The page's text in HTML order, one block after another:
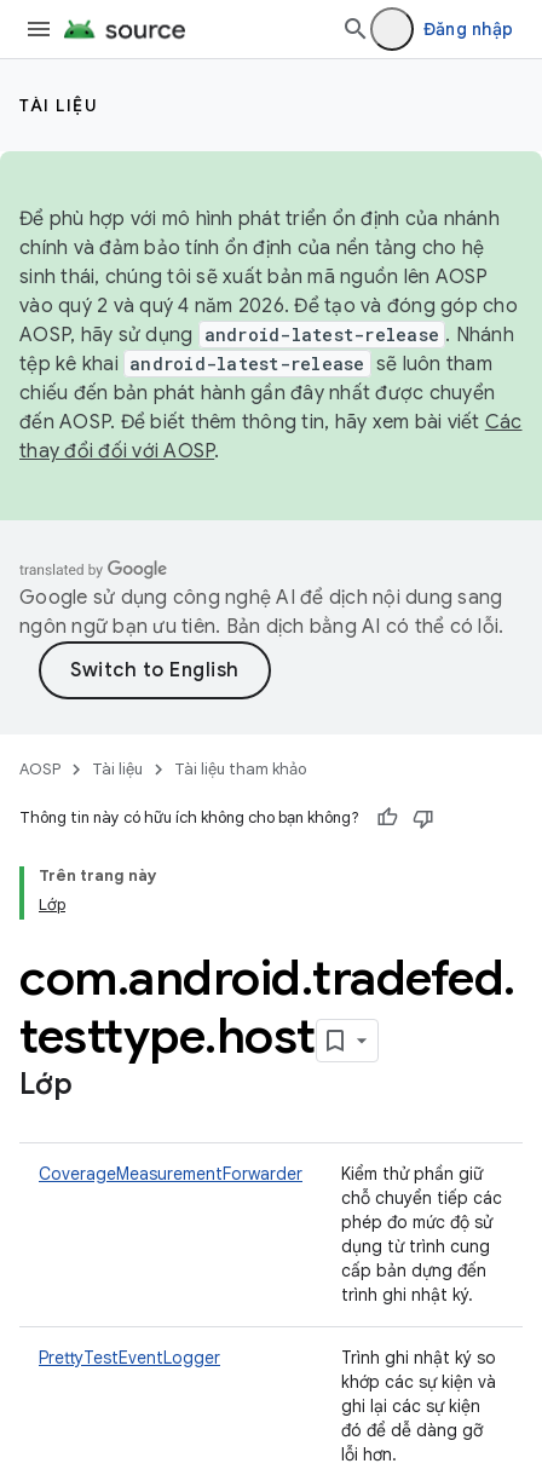
Đăng nhập
TÀI LIỆU
Để phù hợp với mô hình phát triển ổn định của nhánh
chính và đảm bảo tính ổn định của nền tảng cho hệ
sinh thái, chúng tôi sẽ xuất bản mã nguồn lên AOSP
vào quý 2 và quý 4 năm 2026. Để tạo và đóng góp cho
AOSP, hãy sử dụng
android-latest-release . Nhánh
tệp kê khai android-latest-release sẽ luôn tham
chiếu đến bản phát hành gần đây nhất được chuyển
đến AOSP. Để biết thêm thông tin, hãy xem bài viết Các
thay đổi đối với AOSP.
Google sử dụng công nghệ AI để dịch nội dung sang
ngôn ngữ bạn ưu tiên. Bản dịch bằng AI có thể có lỗi.
AOSP Tài liệu Tài liệu tham khảo
Thông tin này có hữu ích không cho bạn không?
Trên trang này
Lớp
com.android.tradefed.
testtype.host
Lớp
CoverageMeasurementForwarder
Kiểm thử phần giữ
chỗ chuyển tiếp các
phép đo mức độ sử
dụng từ trình cung
cấp bản dựng đến
trình ghi nhật ký.
PrettyTestEventLogger
Trình ghi nhật ký so
khớp các sự kiện và
ghi lại các sự kiện
đó để dễ dàng gỡ
lỗi hơn.